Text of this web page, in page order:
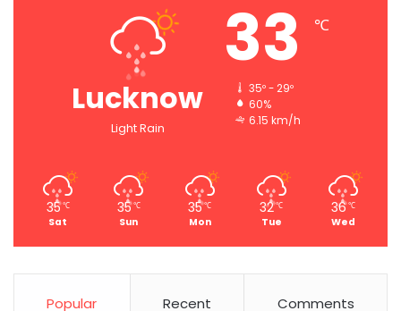
Lucknow
Light Rain
33 ℃
35º - 29º
60%
6.15 km/h
35 ℃
Sat
35 ℃
Sun
35℃
Mon
32℃
Tue
36 ℃
Wed
Popular Recent Comments